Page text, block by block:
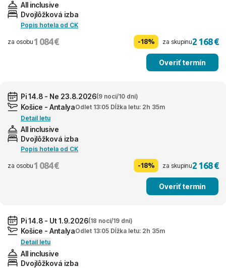
All inclusive
Dvojlôžková izba
Popis hotela od CK
za osobu 1 084 € -18% za skupinu2 168 €
Overiť termín
Pi 14.8 - Ne 23.8.2026(9 nocí/10 dní)
Košice - AntalyaOdlet 13:05 Dĺžka letu: 2h 35m
Detail letu
All inclusive
Dvojlôžková izba
Popis hotela od CK
za osobu 1 084 € -18% za skupinu2 168 €
Overiť termín
Pi 14.8 - Ut 1.9.2026(18 nocí/19 dní)
Košice - AntalyaOdlet 13:05 Dĺžka letu: 2h 35m
Detail letu
All inclusive
Dvojlôžková izba